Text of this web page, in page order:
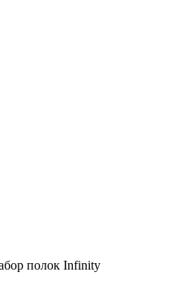
полок Infinity